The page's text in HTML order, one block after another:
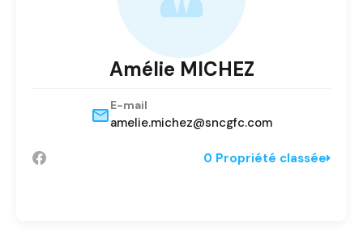
Amélie MICHEZ
E-mail
amelie.michez@sncgfc.com
0 Propriété classée